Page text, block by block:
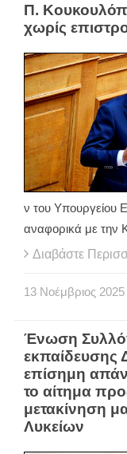
Π.
χωρίς
ν του Υπουργείου
αναφορικά με την
Διαβάστε
13 Νοέμβριος 2025
Ένωση
εκπαίδευσης
επίσημη
το αίτημα
μετακίνηση
Λυκείων